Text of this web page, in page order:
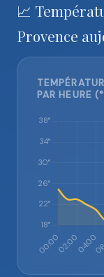
📈
Provence
PAR HEURE